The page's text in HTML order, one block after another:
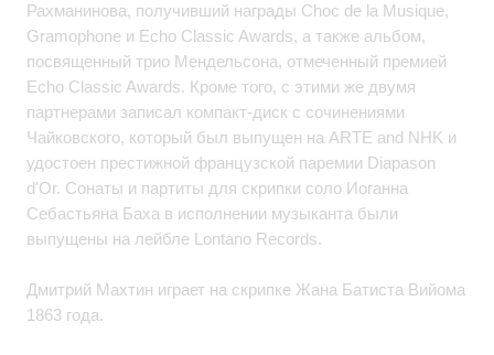
Рахманинова, получивший награды Choc de la Musique,
Gramophone и Echo Classic Awards, а также альбом,
посвященный трио Мендельсона, отмеченный премией
Echo Classic Awards. Кроме того, с этими же двумя
партнерами записал компакт-диск с сочинениями
Чайковского, который был выпущен на ARTE and NHK и
удостоен престижной французской паремии Diapason
d'Or. Сонаты и партиты для скрипки соло Иоганна
Себастьяна Баха в исполнении музыканта были
выпущены на лейбле Lontano Records.
Дмитрий Махтин играет на скрипке Жана Батиста Вийома
1863 года.